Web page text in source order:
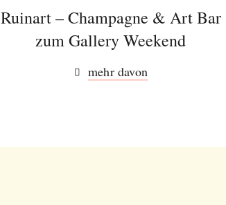
Ruinart – Champagne & Art Bar
zum Gallery Weekend
mehr davon